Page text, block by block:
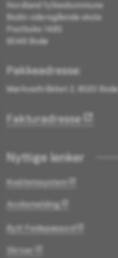
Nordland fylkeskommune
Bodin videregående skole
Postboks 1485
8048 Bodø
Pakkeadresse:
Mørkvedtråkket 2, 8020 Bodø
Fakturadresse
Nyttige lenker
Kvalitetssystem
Avviksmelding
Bytt Feidepassord
Skriver